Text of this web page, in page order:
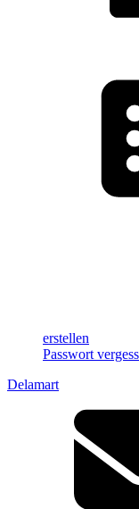
erstellen
Passwort
Delamart